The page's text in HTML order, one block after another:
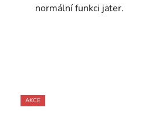
normální funkci jater.
AKCE